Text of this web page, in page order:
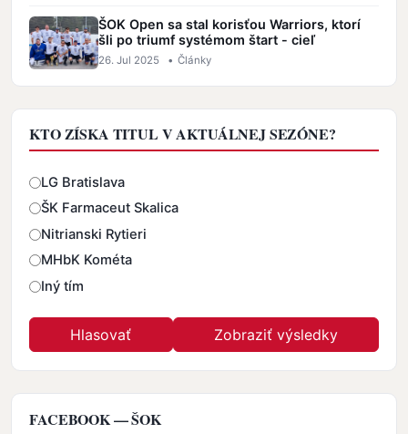
ŠOK Open sa stal korisťou Warriors, ktorí
šli po triumf systémom štart - cieľ
26. Jul 2025 • Články
KTO ZÍSKA TITUL V AKTUÁLNEJ SEZÓNE?
Odpovede
LG Bratislava
ŠK Farmaceut Skalica
Nitrianski Rytieri
MHbK Kométa
Iný tím
FACEBOOK — ŠOK